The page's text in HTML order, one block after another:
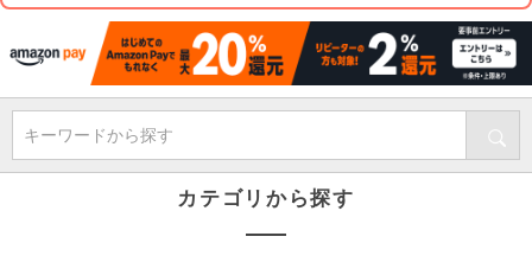
キーワードから探す
カテゴリから探す